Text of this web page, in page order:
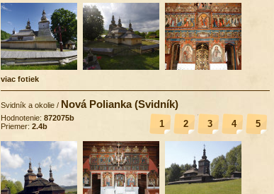
viac fotiek
Svidník a okolie / Nová Polianka (Svidník)
1 2 3 4 5
Hodnotenie: 872075b
Priemer: 2.4b